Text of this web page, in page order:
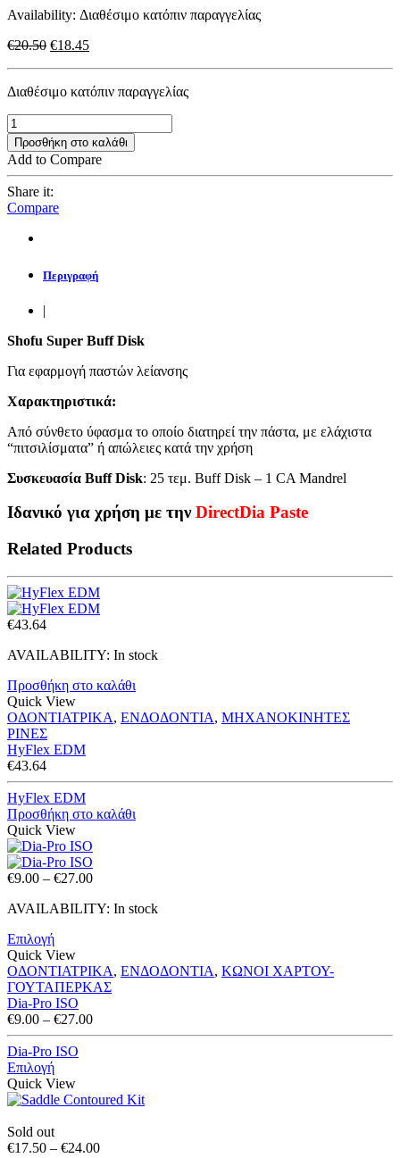
Availability: Διαθέσιμο κατόπιν παραγγελίας
€20.50 Original
€20.50.
€18.45Η
είναι:
Διαθέσιμο κατόπιν παραγγελίας
Προσθήκη στο καλάθι
Add to Compare
Share it:
Compare
Περιγραφή
|
Shofu Super Buff Disk
Για εφαρμογή παστών λείανσης
Χαρακτηριστικά:
Από σύνθετο ύφασμα το οποίο διατηρεί την πάστα, με ελάχιστα
“πιτσιλίσματα” ή απώλειες κατά την χρήση
Συσκευασία Buff Disk: 25 τεμ. Buff Disk – 1 CA Mandrel
Ιδανικό για χρήση με τηνDirectDia Paste
Related Products
€43.64
AVAILABILITY: In stock
Προσθήκη στο καλάθι
Quick View
ΟΔΟΝΤΙΑΤΡΙΚΑ, ΕΝΔΟΔΟΝΤΙΑ, ΜΗΧΑΝΟΚΙΝΗΤΕΣ
ΡΙΝΕΣ
HyFlex EDM
€43.64
HyFlex EDM
Προσθήκη στο καλάθι
Quick View
€9.00 – €27.00Price
€9.00
AVAILABILITY: In stock
Επιλογή
Quick View
ΟΔΟΝΤΙΑΤΡΙΚΑ, ΕΝΔΟΔΟΝΤΙΑ, ΚΩΝΟΙ ΧΑΡΤΟΥ-
ΓΟΥΤΑΠΕΡΚΑΣ
Dia-Pro ISO
€9.00 – €27.00Price
range:
Dia-Pro ISO
Επιλογή
Quick View
Sold out
€17.50 – €24.00Price